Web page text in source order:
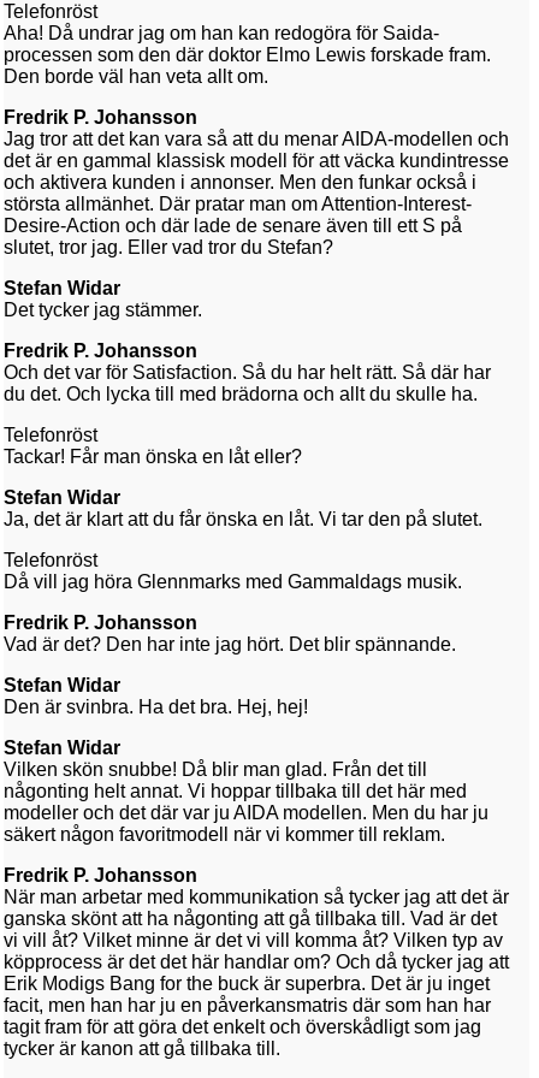
Telefonröst
Aha! Då undrar jag om han kan redogöra för Saida-
processen som den där doktor Elmo Lewis forskade fram.
Den borde väl han veta allt om.
Fredrik P. Johansson
Jag tror att det kan vara så att du menar AIDA-modellen och
det är en gammal klassisk modell för att väcka kundintresse
och aktivera kunden i annonser. Men den funkar också i
största allmänhet. Där pratar man om Attention-Interest-
Desire-Action och där lade de senare även till ett S på
slutet, tror jag. Eller vad tror du Stefan?
Stefan Widar
Det tycker jag stämmer.
Fredrik P. Johansson
Och det var för Satisfaction. Så du har helt rätt. Så där har
du det. Och lycka till med brädorna och allt du skulle ha.
Telefonröst
Tackar! Får man önska en låt eller?
Stefan Widar
Ja, det är klart att du får önska en låt. Vi tar den på slutet.
Telefonröst
Då vill jag höra Glennmarks med Gammaldags musik.
Fredrik P. Johansson
Vad är det? Den har inte jag hört. Det blir spännande.
Stefan Widar
Den är svinbra. Ha det bra. Hej, hej!
Stefan Widar
Vilken skön snubbe! Då blir man glad. Från det till
någonting helt annat. Vi hoppar tillbaka till det här med
modeller och det där var ju AIDA modellen. Men du har ju
säkert någon favoritmodell när vi kommer till reklam.
Fredrik P. Johansson
När man arbetar med kommunikation så tycker jag att det är
ganska skönt att ha någonting att gå tillbaka till. Vad är det
vi vill åt? Vilket minne är det vi vill komma åt? Vilken typ av
köpprocess är det det här handlar om? Och då tycker jag att
Erik Modigs Bang for the buck är superbra. Det är ju inget
facit, men han har ju en påverkansmatris där som han har
tagit fram för att göra det enkelt och överskådligt som jag
tycker är kanon att gå tillbaka till.